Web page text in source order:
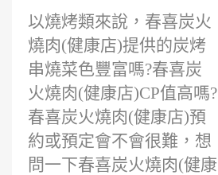
以燒烤類來說，春喜炭火
燒肉(健康店)提供的炭烤
串燒菜色豐富嗎?春喜炭
火燒肉(健康店)CP值高嗎?
春喜炭火燒肉(健康店)預
約或預定會不會很難，想
問一下春喜炭火燒肉(健康